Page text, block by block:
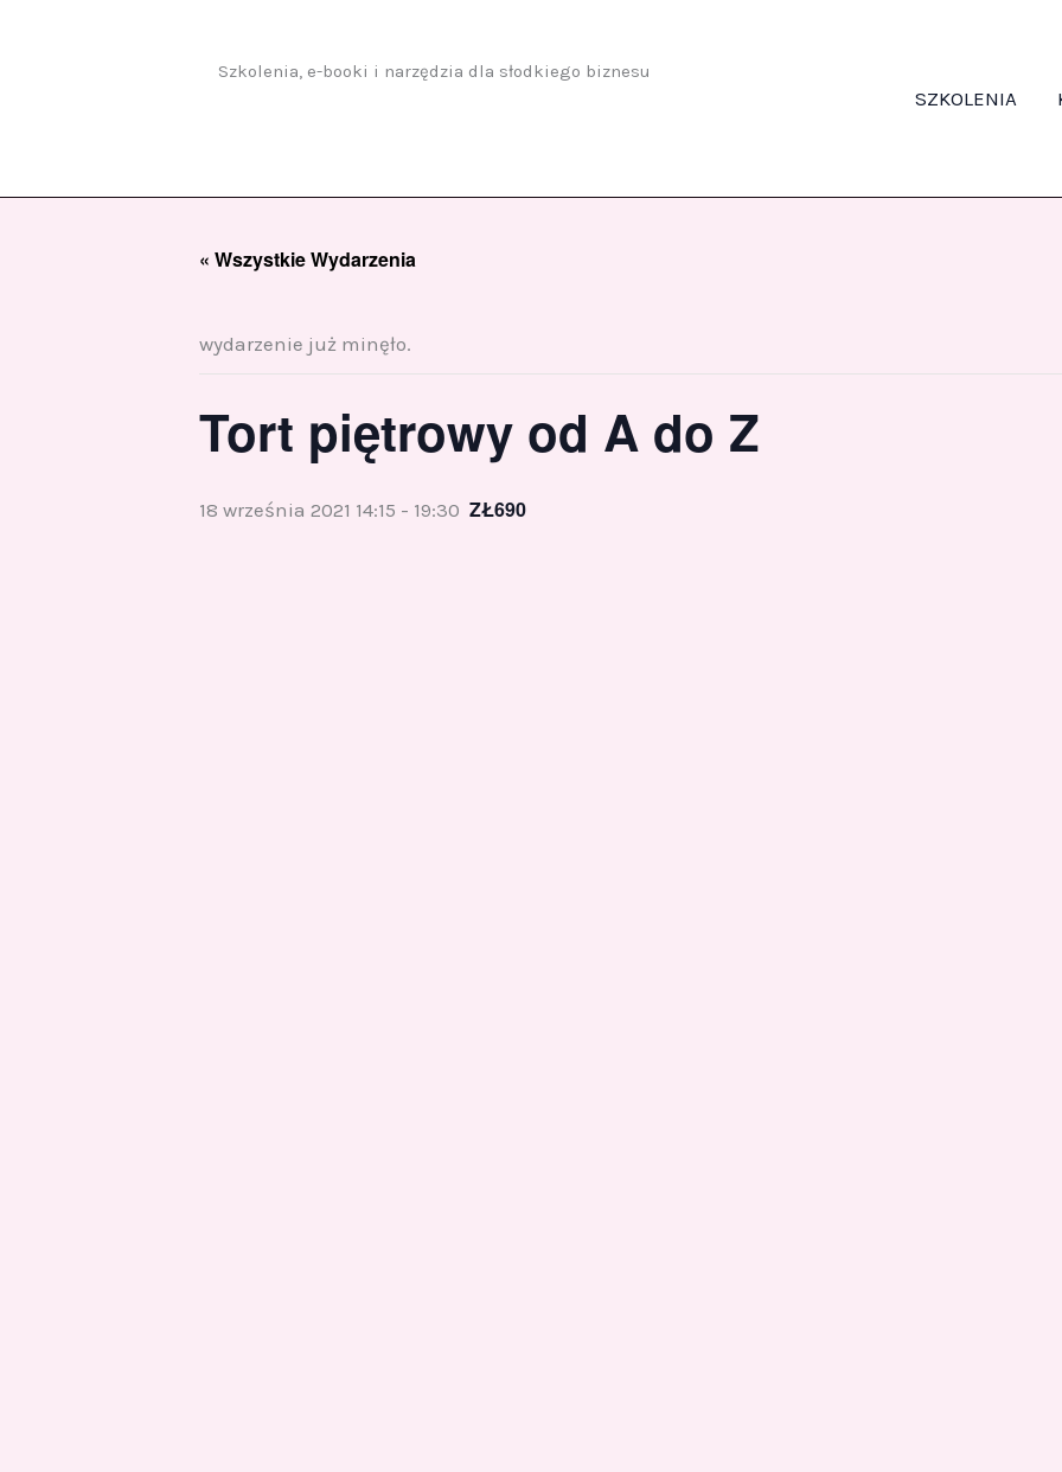
Szkolenia, e-booki i narzędzia dla słodkiego biznesu
SZKOLENIA
« Wszystkie Wydarzenia
wydarzenie już minęło.
Tort piętrowy od A do Z
18 września 2021 14:15 - 19:30 ZŁ690